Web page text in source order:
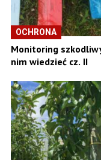
OCHRONA
Monitoring
nim wiedzieć cz. II